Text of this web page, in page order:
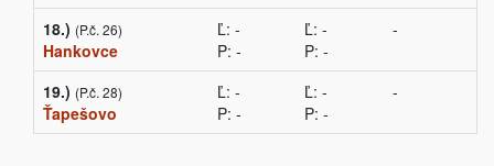
18.) (P.č. 26)
Hankovce
Ľ: -
P: -
Ľ: -
P: -
-
19.) (P.č. 28)
Ťapešovo
Ľ: -
P: -
Ľ: -
P: -
-